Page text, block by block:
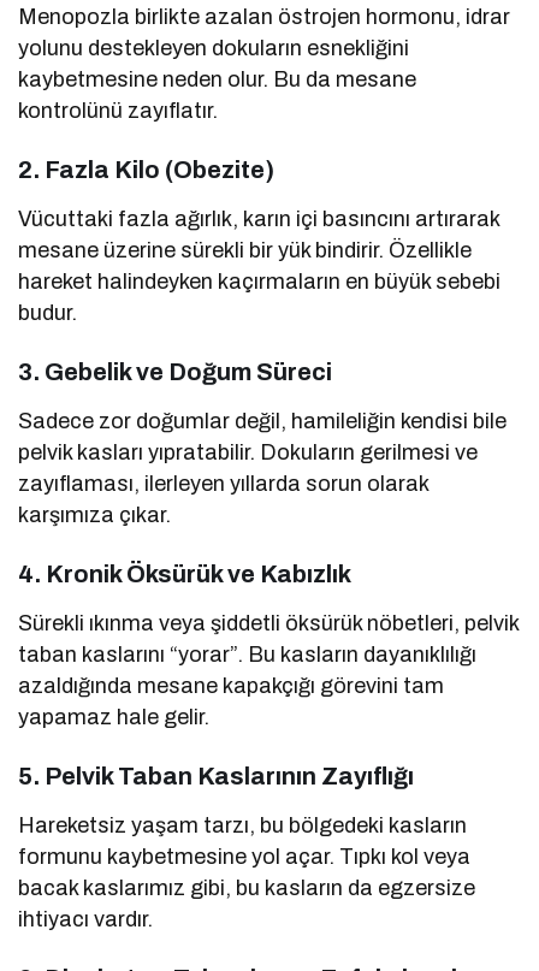
Menopozla birlikte azalan östrojen hormonu, idrar
yolunu destekleyen dokuların esnekliğini
kaybetmesine neden olur. Bu da mesane
kontrolünü zayıflatır.
2. Fazla Kilo (Obezite)
Vücuttaki fazla ağırlık, karın içi basıncını artırarak
mesane üzerine sürekli bir yük bindirir. Özellikle
hareket halindeyken kaçırmaların en büyük sebebi
budur.
3. Gebelik ve Doğum Süreci
Sadece zor doğumlar değil, hamileliğin kendisi bile
pelvik kasları yıpratabilir. Dokuların gerilmesi ve
zayıflaması, ilerleyen yıllarda sorun olarak
karşımıza çıkar.
4. Kronik Öksürük ve Kabızlık
Sürekli ıkınma veya şiddetli öksürük nöbetleri, pelvik
taban kaslarını “yorar”. Bu kasların dayanıklılığı
azaldığında mesane kapakçığı görevini tam
yapamaz hale gelir.
5. Pelvik Taban Kaslarının Zayıflığı
Hareketsiz yaşam tarzı, bu bölgedeki kasların
formunu kaybetmesine yol açar. Tıpkı kol veya
bacak kaslarımız gibi, bu kasların da egzersize
ihtiyacı vardır.